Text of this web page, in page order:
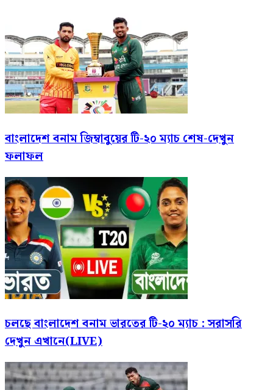
বাংলাদেশ বনাম জিম্বাবুয়ের টি-২০ ম্যাচ শেষ-দেখুন
ফলাফল
চলছে বাংলাদেশ বনাম ভারতের টি-২০ ম্যাচ : সরাসরি
দেখুন এখানে(LIVE)